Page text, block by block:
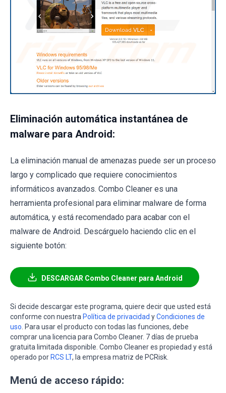
Eliminación automática instantánea de
malware para Android:
La eliminación manual de amenazas puede ser un proceso
largo y complicado que requiere conocimientos
informáticos avanzados. Combo Cleaner es una
herramienta profesional para eliminar malware de forma
automática, y está recomendado para acabar con el
malware de Android. Descárguelo haciendo clic en el
siguiente botón:
DESCARGAR Combo Cleaner para Android
Si decide descargar este programa, quiere decir que usted está
conforme con nuestra Política de privacidad yCondiciones de
uso. Para usar el producto con todas las funciones, debe
comprar una licencia para Combo Cleaner. 7 días de prueba
gratuita limitada disponible. Combo Cleaner es propiedad y está
operado por RCS LT, la empresa matriz de PCRisk.
Menú de acceso rápido: